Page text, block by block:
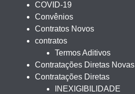
COVID-19
Convênios
Contratos Novos
contratos
Termos Aditivos
Contratações Diretas Novas
Contratações Diretas
INEXIGIBILIDADE